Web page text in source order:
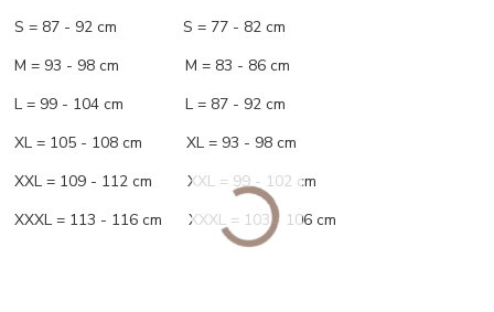
S = 87 - 92 cm S = 77 - 82 cm
M = 93 - 98 cm M = 83 - 86 cm
L = 99 - 104 cm L = 87 - 92 cm
XL = 105 - 108 cm XL = 93 - 98 cm
XXL = 109 - 112 cm XXL = 99 - 102 cm
XXXL = 113 - 116 cm XXXL = 103 - 106 cm